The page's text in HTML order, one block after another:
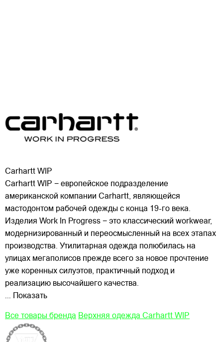
Carhartt WIP
Carhartt WIP − европейское подразделение
американской компании Carhartt, являющейся
мастодонтом рабочей одежды с конца 19-го века.
Изделия Work In Progress − это классический workwear,
модернизированный и переосмысленный на всех этапах
производства. Утилитарная одежда полюбилась на
улицах мегаполисов прежде всего за новое прочтение
уже коренных силуэтов, практичный подход и
реализацию высочайшего качества.
... Показать
Все товары бренда Верхняя одежда Carhartt WIP